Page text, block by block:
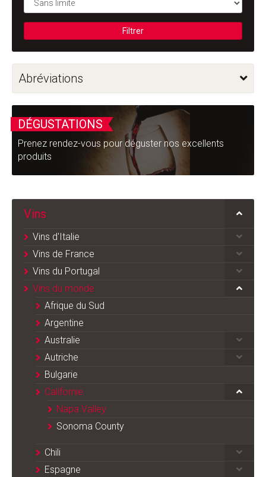
Filtrer
Abréviations
DÉGUSTATIONS
Prenez rendez-vous pour déguster nos excellents
produits
Vins
Vins d'Italie
Vins de France
Vins du Portugal
Vins du monde
Afrique du Sud
Argentine
Australie
Autriche
Bulgarie
Californie
Napa Valley
Sonoma County
Chili
Espagne